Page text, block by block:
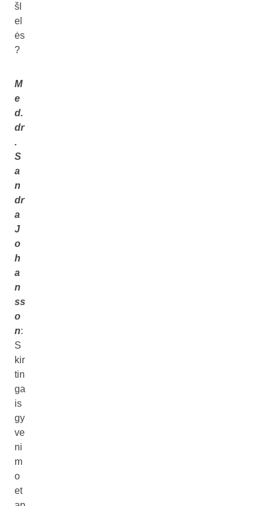
šl
el
ės
?
M
e
d.
dr
.
S
a
n
dr
a
J
o
h
a
n
ss
o
n:
S
kir
tin
ga
is
gy
ve
ni
m
o
et